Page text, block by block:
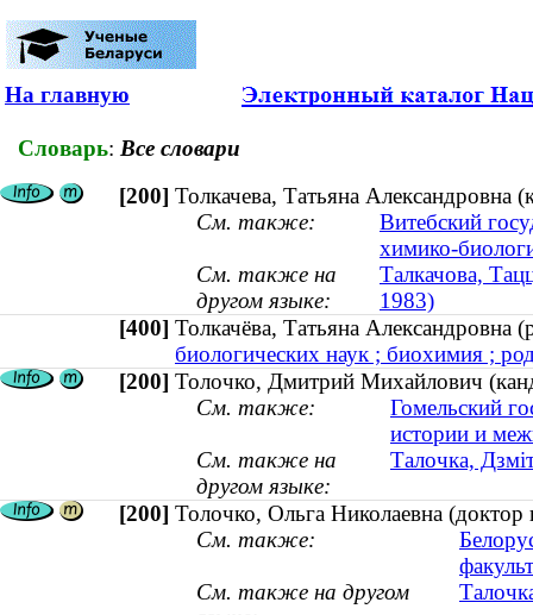
На главную
Словарь: Все словари
[200] Толкачева, Татьяна Александровна
См. также:
Витебский
химико-
См. также на
другом языке:
Талкачова,
1983)
[400] Толкачёва, Татьяна
биологических наук ; биохимия ;
[200] Толочко, Дмитрий Михайлович
См. также:
Гомельский
истории и
См. также на
другом языке:
Талочка,
[200] Толочко, Ольга Николаевна
См. также:
См. также на другом